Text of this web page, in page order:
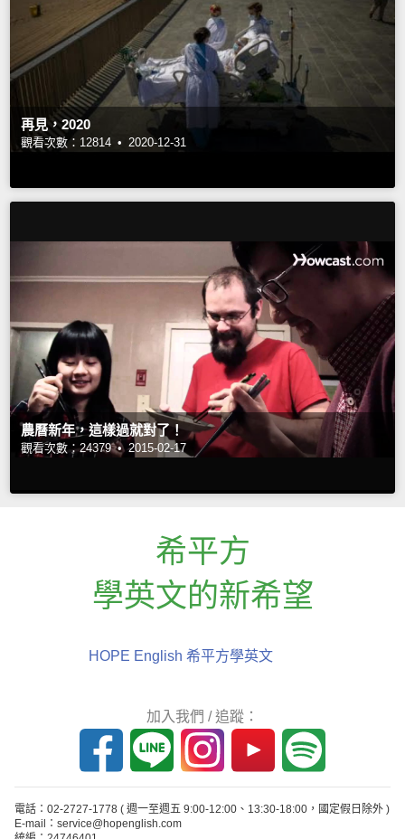
再見，2020
觀看次數：12814 • 2020-12-31
農曆新年，這樣過就對了！
觀看次數：24379 • 2015-02-17
希平方
學英文的新希望
HOPE English 希平方學英文
加入我們 / 追蹤：
電話：02-2727-1778 ( 週一至週五 9:00-12:00、13:30-18:00，國定假日除外 )
E-mail：service@hopenglish.com